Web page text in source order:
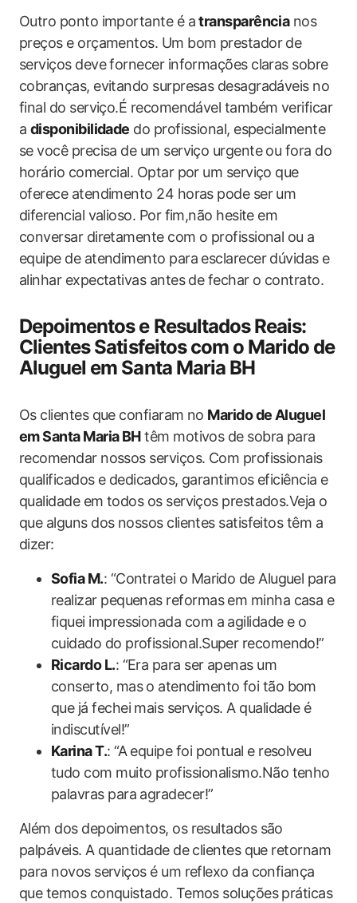
Outro ponto importante é atransparêncianos
preços e orçamentos. Um bom prestador de
serviços deve fornecer informações claras sobre
cobranças, evitando surpresas desagradáveis no
final do serviço.É recomendável também verificar
a disponibilidade do profissional, especialmente
se você precisa de um serviço urgente ou fora do
horário comercial. Optar por um serviço que
oferece atendimento 24 horas pode ser um
diferencial valioso. Por fim,não hesite em
conversar diretamente com o profissional ou a
equipe de atendimento para esclarecer dúvidas e
alinhar expectativas antes de fechar o contrato.
Depoimentos e Resultados Reais:
Clientes Satisfeitos com o Marido de
Aluguel em Santa Maria BH
Os clientes que confiaram no Marido de Aluguel
em Santa Maria BHtêm motivos de sobra para
recomendar nossos serviços. Com profissionais
qualificados e dedicados, garantimos eficiência e
qualidade em todos os serviços prestados.Veja o
que alguns dos nossos clientes satisfeitos têm a
dizer:
Sofia M.: “Contratei o Marido de Aluguel para
realizar pequenas reformas em minha casa e
fiquei impressionada com a agilidade e o
cuidado do profissional.Super recomendo!”
Ricardo L.: “Era para ser apenas um
conserto, mas o atendimento foi tão bom
que já fechei mais serviços. A qualidade é
indiscutível!”
Karina T.: “A equipe foi pontual e resolveu
tudo com muito profissionalismo.Não tenho
palavras para agradecer!”
Além dos depoimentos, os resultados são
palpáveis. A quantidade de clientes que retornam
para novos serviços é um reflexo da confiança
que temos conquistado. Temos soluções práticas